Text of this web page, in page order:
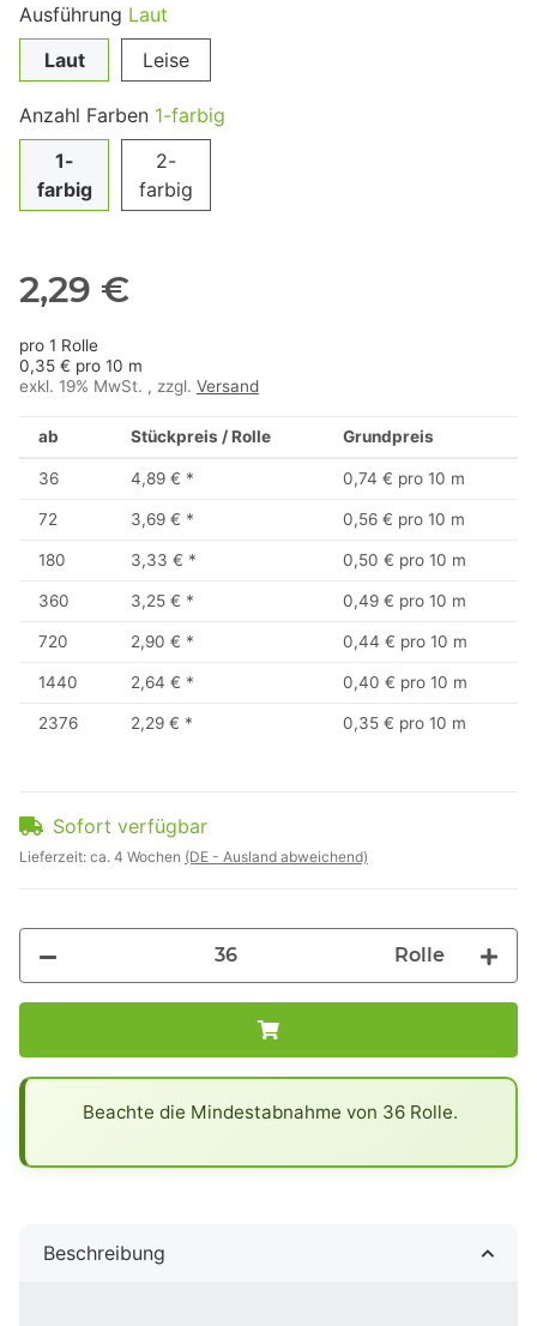
Ausführung Laut
Laut
Leise
Anzahl Farben 1-farbig
1-
farbig
2-
farbig
2,29 €
pro 1 Rolle
0,35 € pro 10 m
exkl. 19% MwSt. , zzgl. Versand
ab Stückpreis / Rolle Grundpreis
36 4,89 € * 0,74 € pro 10 m
72 3,69 € * 0,56 € pro 10 m
180 3,33 € * 0,50 € pro 10 m
360 3,25 € * 0,49 € pro 10 m
720 2,90 € * 0,44 € pro 10 m
1440 2,64 € * 0,40 € pro 10 m
2376 2,29 € * 0,35 € pro 10 m
Sofort verfügbar
Lieferzeit: ca. 4 Wochen (DE - Ausland abweichend)
Rolle
Beachte die Mindestabnahme von 36 Rolle.
Beschreibung